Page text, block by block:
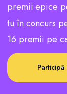
premii epice
tu în concurs
16 premii pe
Participă